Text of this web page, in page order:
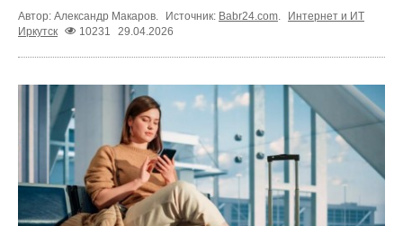
Автор: Александр Макаров. Источник: Babr24.com.
Интернет и ИТ
Иркутск
10231 29.04.2026